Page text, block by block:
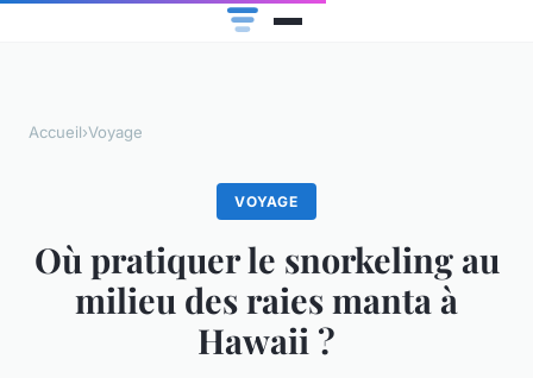
Accueil›Voyage
VOYAGE
Où pratiquer le snorkeling au
milieu des raies manta à
Hawaii ?